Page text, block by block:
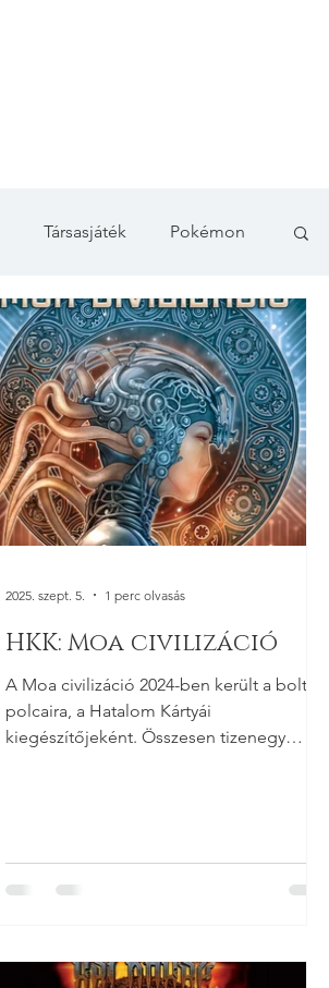
Társasjáték Pokémon
HKK: Moa civilizáció
A Moa civilizáció 2024-ben került a boltok
polcaira, a Hatalom Kártyái
kiegészítőjeként. Összesen tizenegy
2025. szept. 5. 1 perc olvasás